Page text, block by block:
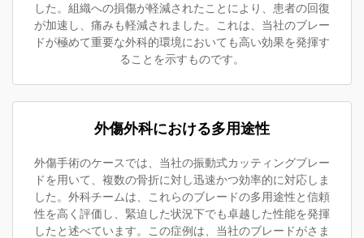
した。組織への損傷が軽減されたことにより、患者の回復
が加速し、痛みも軽減されました。これは、当社のブレー
ドが極めて重要な外科的環境においても高い効果を発揮す
ることを示すものです。
外傷外科における多用途性
外傷手術のケースでは、当社の振動式カッティングブレー
ドを用いて、複数の骨折に対し迅速かつ効率的に対応しま
した。外科チームは、これらのブレードの多用途性と信頼
性を高く評価し、緊迫した状況下でも卓越した性能を発揮
したと述べています。この症例は、当社のブレードがさま